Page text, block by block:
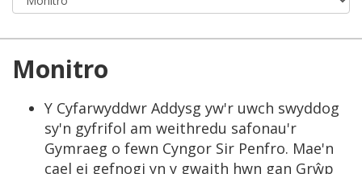
Monitro
Y Cyfarwyddwr Addysg yw'r uwch swyddog
sy'n gyfrifol am weithredu safonau'r
Gymraeg o fewn Cyngor Sir Penfro. Mae'n
cael ei gefnogi yn y gwaith hwn gan Grŵp